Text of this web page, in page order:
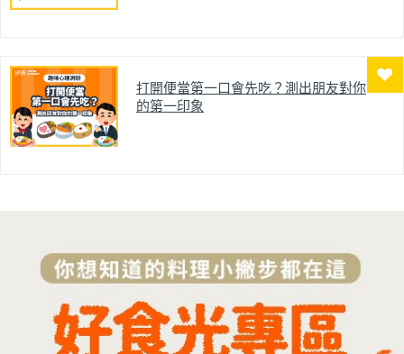
打開便當第一口會先吃？測出朋友對你
的第一印象